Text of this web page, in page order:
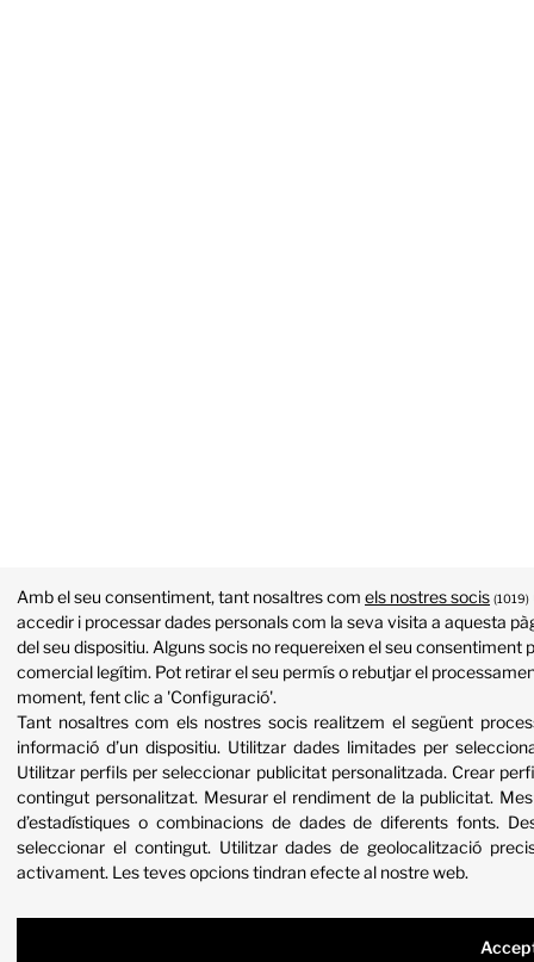
Amb el seu consentiment, tant nosaltres com els nostres socis (1019)
accedir i processar dades personals com la seva visita a aquesta
del seu dispositiu. Alguns socis no requereixen el seu consentiment
comercial legítim. Pot retirar el seu permís o rebutjar el
moment, fent clic a 'Configuració'.
Tant nosaltres com els nostres socis realitzem el següent
informació d’un dispositiu. Utilitzar dades limitades per
Utilitzar perfils per seleccionar publicitat personalitzada. Crear
contingut personalitzat. Mesurar el rendiment de la publicitat.
d’estadístiques o combinacions de dades de diferents fonts.
seleccionar el contingut. Utilitzar dades de geolocalització
activament. Les teves opcions tindran efecte al nostre web.